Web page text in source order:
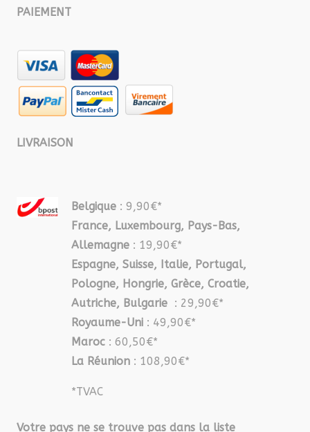
PAIEMENT
LIVRAISON
Belgique : 9,90€*
France, Luxembourg, Pays-Bas,
Allemagne : 19,90€*
Espagne, Suisse, Italie, Portugal,
Pologne, Hongrie, Grèce, Croatie,
Autriche, Bulgarie : 29,90€*
Royaume-Uni : 49,90€*
Maroc : 60,50€*
La Réunion : 108,90€*
*TVAC
Votre pays ne se trouve pas dans la liste